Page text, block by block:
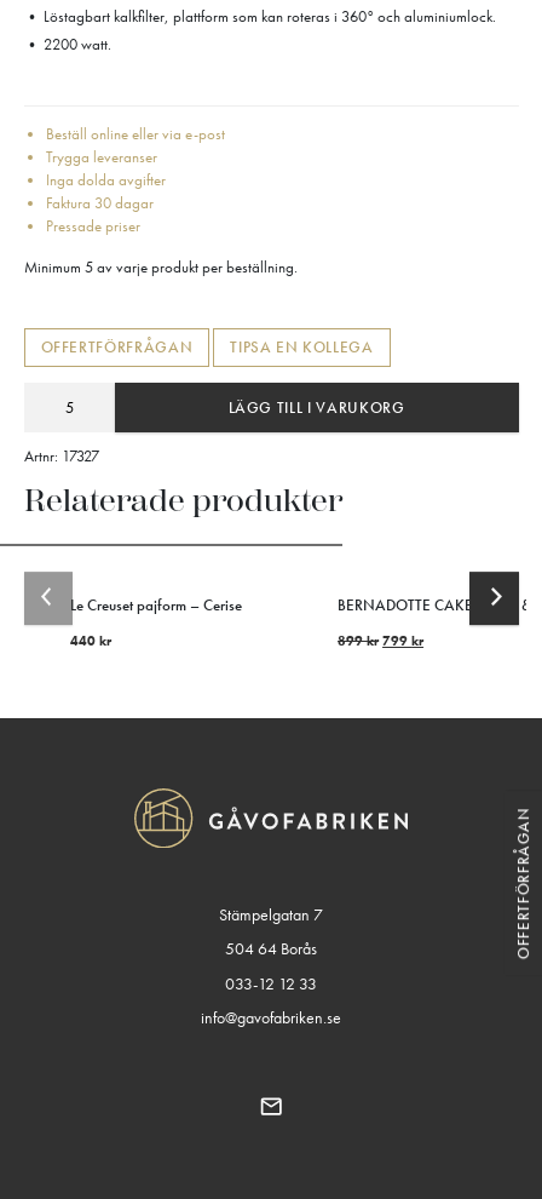
• Löstagbart kalkfilter, plattform som kan roteras i 360° och aluminiumlock.
• 2200 watt.
Beställ online eller via e-post
Trygga leveranser
Inga dolda avgifter
Faktura 30 dagar
Pressade priser
Minimum 5 av varje produkt per beställning.
OFFERTFÖRFRÅGAN TIPSA EN KOLLEGA
LÄGG TILL I VARUKORG
Artnr: 17327
Relaterade produkter
Le Creuset pajform – Cerise
440 kr
BERNADOTTE CAKE KNIFE &
899kr 799kr
Stämpelgatan 7
504 64 Borås
033-12 12 33
info@gavofabriken.se
OFFERTFÖRFRÅGAN